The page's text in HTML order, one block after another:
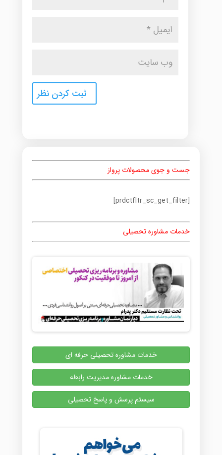
جست و جوی محصولات پرواز
[prdctfltr_sc_get_filter]
خدمات مشاوره تحصیلی
خدمات مشاوره تحصیلی حرفه ای
خدمات مشاوره مدیریت رابطه
سیستم پرسش و پاسخ تحصیلی